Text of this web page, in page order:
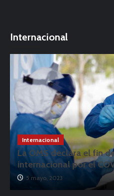
Internacional
Internacional
Covid-19 aún está
OMS
15 abril, 2022